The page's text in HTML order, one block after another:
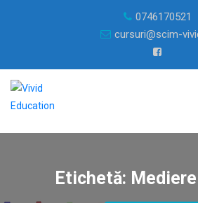
0746170521
cursuri@scim-
Etichetă: